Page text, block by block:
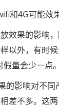
4G可能效
果的影响，
以外，有时
量会少一点。
影响对不同
差不多。这